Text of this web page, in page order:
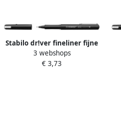
Stabilo dr!ver fineliner fijne
punt zwart
3 webshops
€ 3,73